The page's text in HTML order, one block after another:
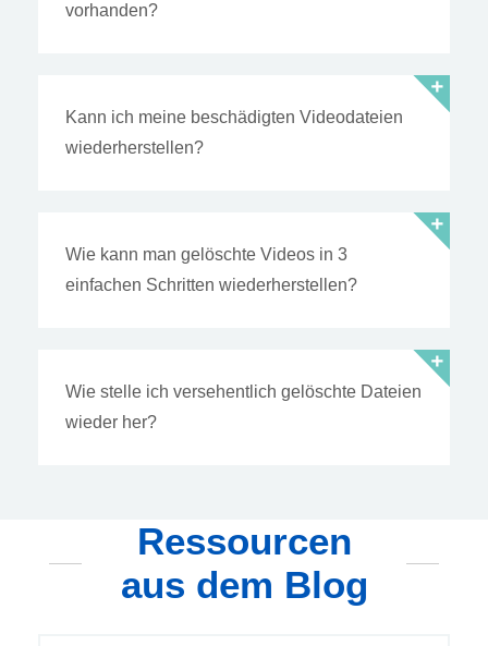
vorhanden?
Kann ich meine beschädigten Videodateien
wiederherstellen?
Wie kann man gelöschte Videos in 3
einfachen Schritten wiederherstellen?
Wie stelle ich versehentlich gelöschte Dateien
wieder her?
Ressourcen
aus dem Blog